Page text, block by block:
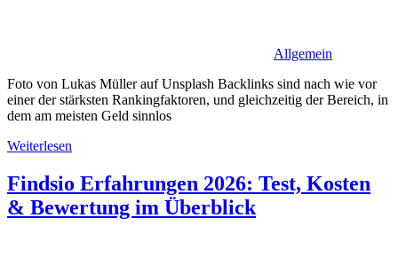
Allgemein
Foto von Lukas Müller auf Unsplash Backlinks sind nach wie vor
einer der stärksten Rankingfaktoren, und gleichzeitig der Bereich, in
dem am meisten Geld sinnlos
Weiterlesen
Findsio Erfahrungen 2026: Test, Kosten
& Bewertung im Überblick